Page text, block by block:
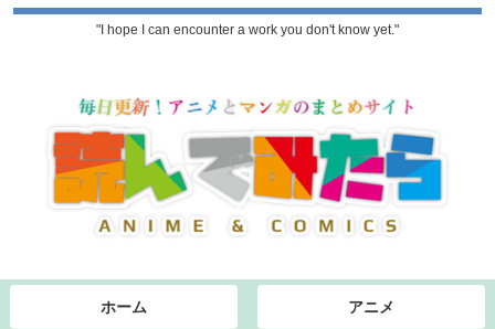
"I hope I can encounter a work you don't know yet."
ホーム アニメ